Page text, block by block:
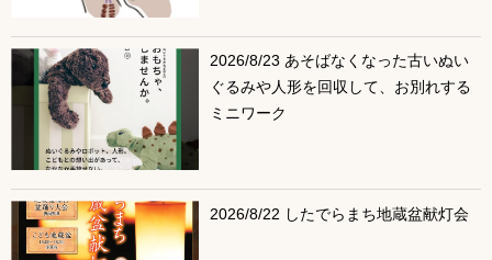
2026/8/23 あそばなくなった古いぬい
ぐるみや人形を回収して、お別れする
ミニワーク
2026/8/22 したでらまち地蔵盆献灯会